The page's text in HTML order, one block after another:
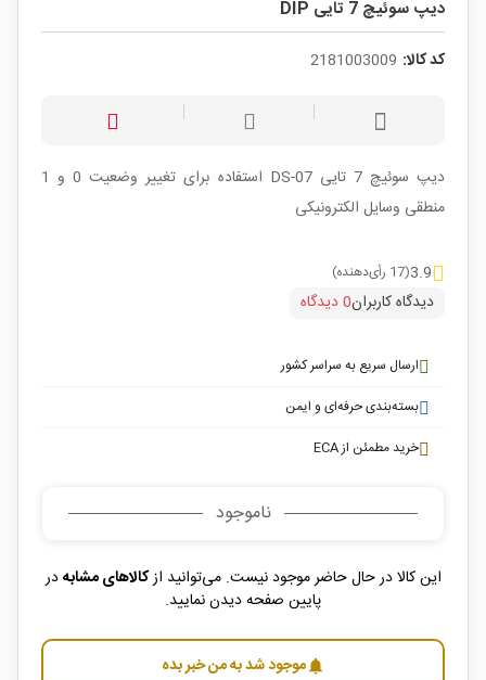
دیپ سوئیچ 7 تایی DIP
کد کالا: 2181003009
دیپ سوئیچ 7 تایی DS-07 استفاده برای تغییر وضعیت 0 و 1
منطقی وسایل الکترونیکی
3.9(17 رأی‌دهنده)
دیدگاه کاربران0 دیدگاه
ارسال سریع به سراسر کشور
بسته‌بندی حرفه‌ای و ایمن
خرید مطمئن از ECA
ناموجود
این کالا در حال حاضر موجود نیست. می‌توانید ازکالاهای مشابهدر
پایین صفحه دیدن نمایید.
notificationsموجود شد به من خبر بده